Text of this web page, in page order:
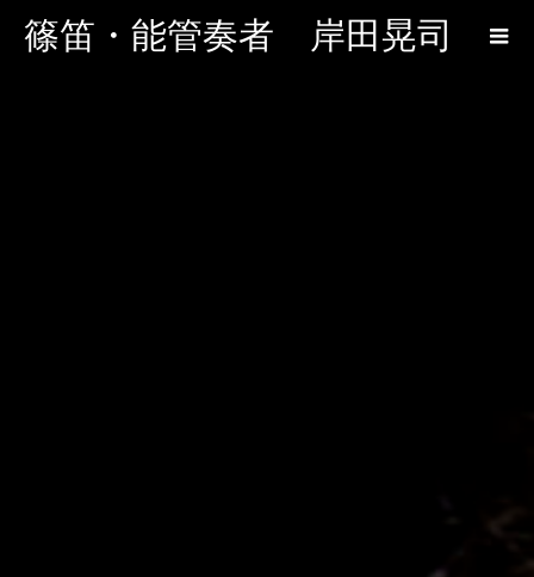
篠笛・能管奏者 岸田晃司